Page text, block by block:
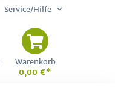
Service/Hilfe
Warenkorb
0,00 €*